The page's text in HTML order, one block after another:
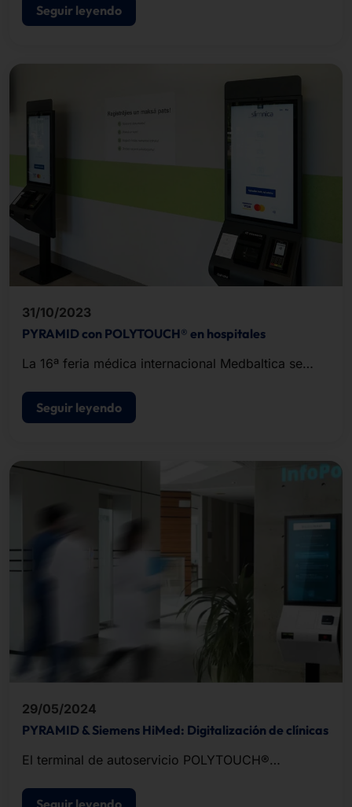
especializada también pueden pedir café, bollería y
pasteles en autoservicio.
Seguir leyendo
31/10/2023
PYRAMID con POLYTOUCH® en hospitales
La 16ª feria médica internacional Medbaltica se
ferial de Kipsala.
Seguir leyendo
29/05/2024
PYRAMID & Siemens HiMed: Digitalización de clínicas
El terminal de autoservicio POLYTOUCH®
infraestructura de Siemens HiMed.